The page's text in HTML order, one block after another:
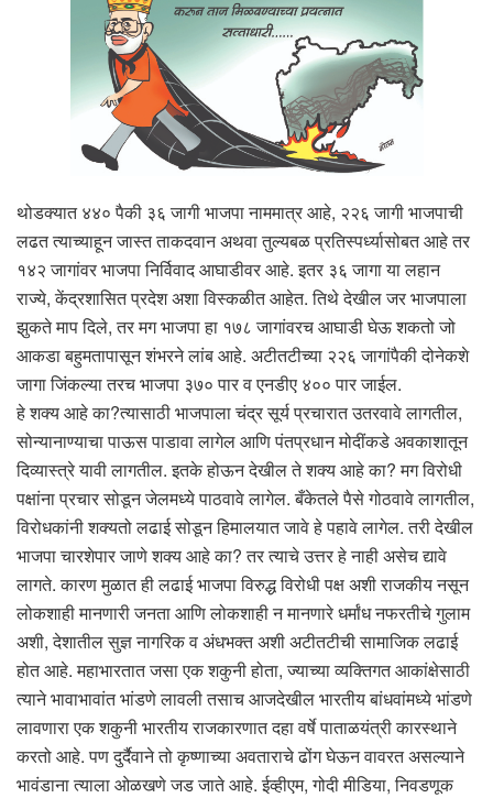
थोडक्यात ४४० पैकी ३६ जागी भाजपा नाममात्र आहे, २२६ जागी भाजपाची
लढत त्याच्याहून जास्त ताकदवान अथवा तुल्यबळ प्रतिस्पर्ध्यासोबत आहे तर
१४२ जागांवर भाजपा निर्विवाद आघाडीवर आहे. इतर ३६ जागा या लहान
राज्ये, केंद्रशासित प्रदेश अशा विस्कळीत आहेत. तिथे देखील जर भाजपाला
झुकते माप दिले, तर मग भाजपा हा १७८ जागांवरच आघाडी घेऊ शकतो जो
आकडा बहुमतापासून शंभरने लांब आहे. अटीतटीच्या २२६ जागांपैकी दोनेकशे
जागा जिंकल्या तरच भाजपा ३७० पार व एनडीए ४०० पार जाईल.
हे शक्य आहे का?त्यासाठी भाजपाला चंद्र सूर्य प्रचारात उतरवावे लागतील,
सोन्यानाण्याचा पाऊस पाडावा लागेल आणि पंतप्रधान मोदींकडे अवकाशातून
दिव्यास्त्रे यावी लागतील. इतके होऊन देखील ते शक्य आहे का? मग विरोधी
पक्षांना प्रचार सोडून जेलमध्ये पाठवावे लागेल. बँकेतले पैसे गोठवावे लागतील,
विरोधकांनी शक्यतो लढाई सोडून हिमालयात जावे हे पहावे लागेल. तरी देखील
भाजपा चारशेपार जाणे शक्य आहे का? तर त्याचे उत्तर हे नाही असेच द्यावे
लागते. कारण मुळात ही लढाई भाजपा विरुद्ध विरोधी पक्ष अशी राजकीय नसून
लोकशाही मानणारी जनता आणि लोकशाही न मानणारे धर्मांध नफरतीचे गुलाम
अशी, देशातील सुज्ञ नागरिक व अंधभक्त अशी अटीतटीची सामाजिक लढाई
होत आहे. महाभारतात जसा एक शकुनी होता, ज्याच्या व्यक्तिगत आकांक्षेसाठी
त्याने भावाभावांत भांडणे लावली तसाच आजदेखील भारतीय बांधवांमध्ये भांडणे
लावणारा एक शकुनी भारतीय राजकारणात दहा वर्षे पाताळयंत्री कारस्थाने
करतो आहे. पण दुर्दैवाने तो कृष्णाच्या अवताराचे ढोंग घेऊन वावरत असल्याने
भावंडाना त्याला ओळखणे जड जाते आहे. ईव्हीएम, गोदी मीडिया, निवडणूक